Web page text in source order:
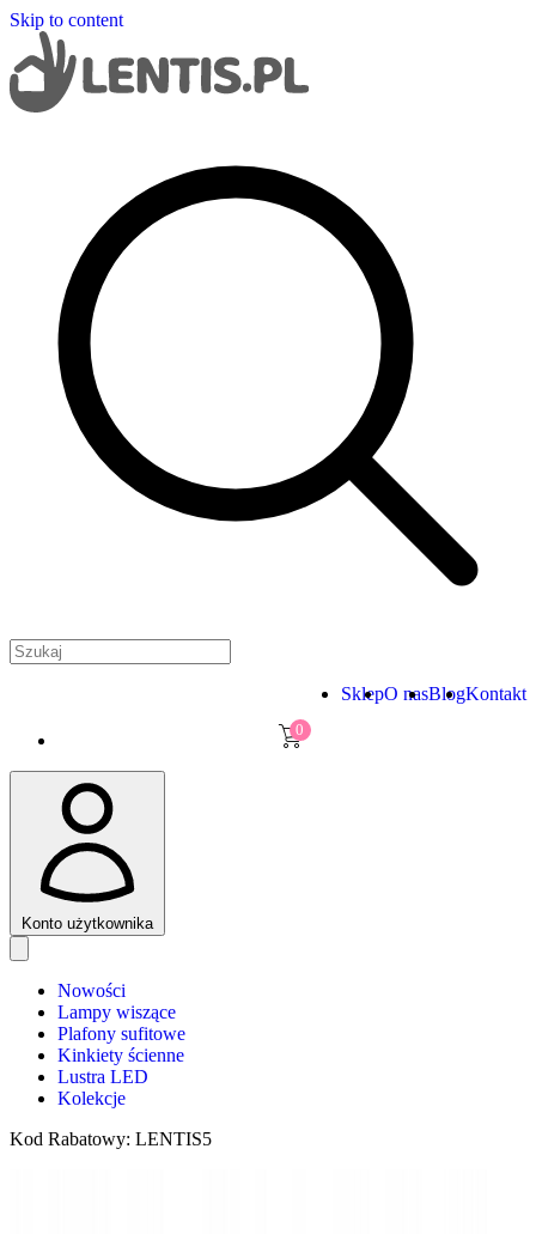
Skip to content
SklepO nasBlogKontakt
0
Konto użytkownika
Nowości
Lampy wiszące
Plafony sufitowe
Kinkiety ścienne
Lustra LED
Kolekcje
Kod Rabatowy: LENTIS5